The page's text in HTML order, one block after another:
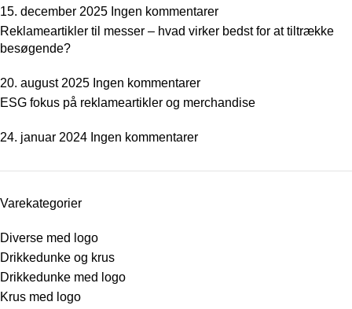
15. december 2025 Ingen kommentarer
Reklameartikler til messer – hvad virker bedst for at tiltrække
besøgende?
20. august 2025 Ingen kommentarer
ESG fokus på reklameartikler og merchandise
24. januar 2024 Ingen kommentarer
Varekategorier
Diverse med logo
Drikkedunke og krus
Drikkedunke med logo
Krus med logo